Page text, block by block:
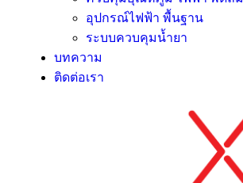
อุปกรณ์ไฟฟ้า พื้นฐาน
ระบบควบคุมน้ำยา
บทความ
ติดต่อเรา